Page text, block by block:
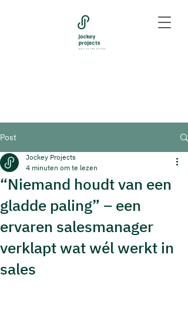
Post
“Niemand houdt van een
gladde paling” – een
ervaren salesmanager
verklapt wat wél werkt in
sales
Jockey Projects
4 minuten om te lezen